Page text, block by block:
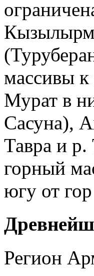
массивы
Мурат в
Сасуна),
Тавра и р.
горный
югу от
Регион